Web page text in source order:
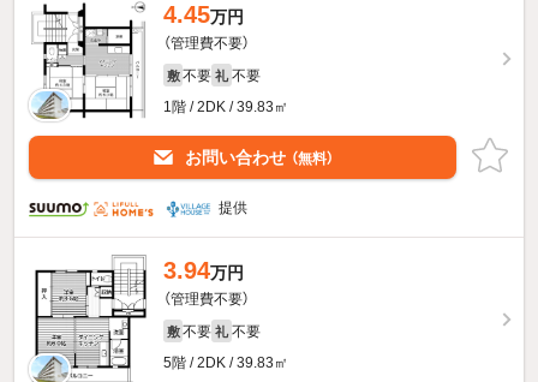
4.45万円
（管理費不要）
敷 不要 礼 不要
1階 / 2DK / 39.83㎡
お問い合わせ （無料）
提供
3.94万円
（管理費不要）
敷 不要 礼 不要
5階 / 2DK / 39.83㎡